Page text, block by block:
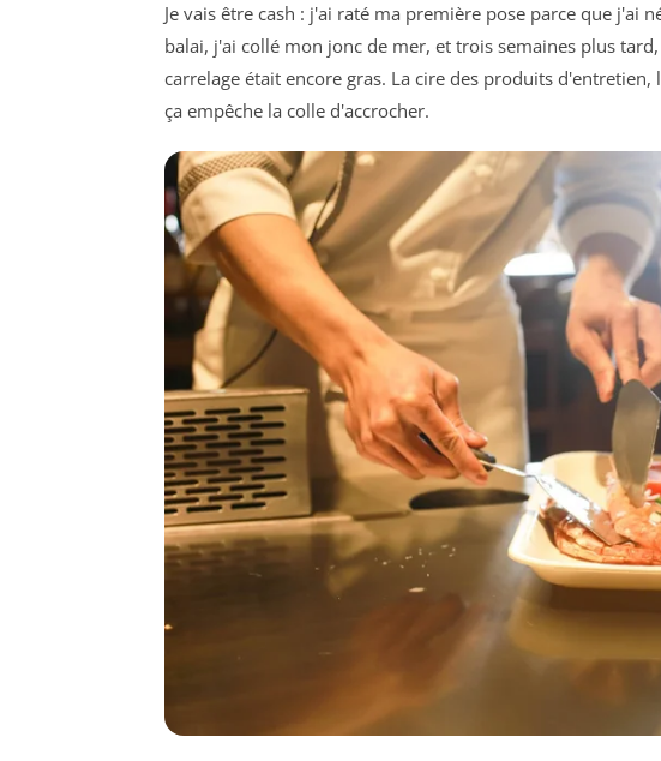
Je vais être cash : j'ai raté ma première pose parce que j'ai
balai, j'ai collé mon jonc de mer, et trois semaines plus
carrelage était encore gras. La cire des produits
ça empêche la colle d'accrocher.